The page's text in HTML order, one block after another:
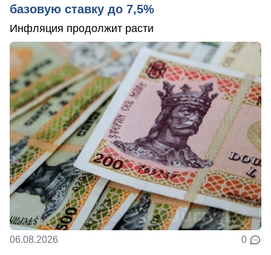
базовую ставку до 7,5%
Инфляция продолжит расти
06.08.2026 0